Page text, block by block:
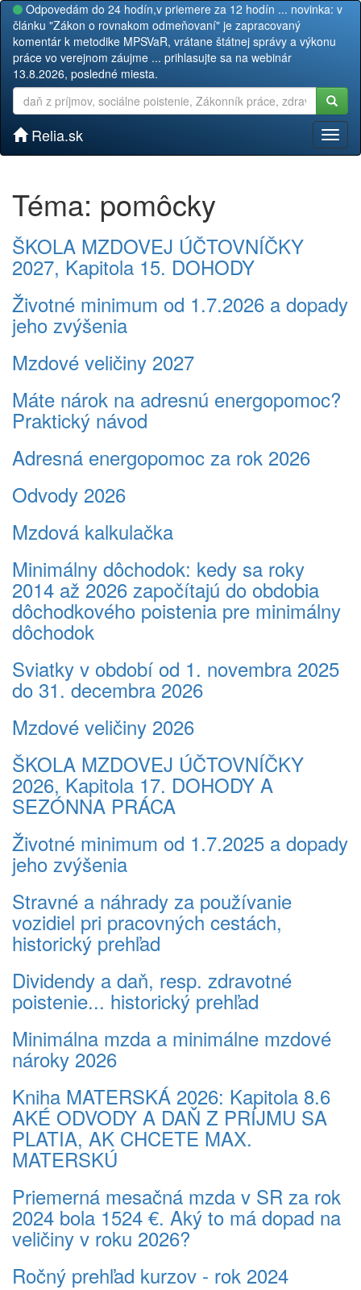
Odpovedám do 24 hodín,v priemere za 12 hodín ... novinka: v
článku "Zákon o rovnakom odmeňovaní" je zapracovaný
komentár k metodike MPSVaR, vrátane štátnej správy a výkonu
práce vo verejnom záujme ... prihlasujte sa na webinár
13.8.2026, posledné miesta.
Relia.sk
Téma: pomôcky
ŠKOLA MZDOVEJ ÚČTOVNÍČKY
2027, Kapitola 15. DOHODY
Životné minimum od 1.7.2026 a dopady
jeho zvýšenia
Mzdové veličiny 2027
Máte nárok na adresnú energopomoc?
Praktický návod
Adresná energopomoc za rok 2026
Odvody 2026
Mzdová kalkulačka
Minimálny dôchodok: kedy sa roky
2014 až 2026 započítajú do obdobia
dôchodkového poistenia pre minimálny
dôchodok
Sviatky v období od 1. novembra 2025
do 31. decembra 2026
Mzdové veličiny 2026
ŠKOLA MZDOVEJ ÚČTOVNÍČKY
2026, Kapitola 17. DOHODY A
SEZÓNNA PRÁCA
Životné minimum od 1.7.2025 a dopady
jeho zvýšenia
Stravné a náhrady za používanie
vozidiel pri pracovných cestách,
historický prehľad
Dividendy a daň, resp. zdravotné
poistenie... historický prehľad
Minimálna mzda a minimálne mzdové
nároky 2026
Kniha MATERSKÁ 2026: Kapitola 8.6
AKÉ ODVODY A DAŇ Z PRÍJMU SA
PLATIA, AK CHCETE MAX.
MATERSKÚ
Priemerná mesačná mzda v SR za rok
2024 bola 1524 €. Aký to má dopad na
veličiny v roku 2026?
Ročný prehľad kurzov - rok 2024